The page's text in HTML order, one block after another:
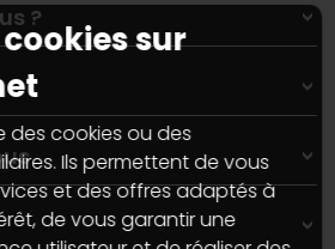
?
pros
graphique
sur
des cookies ou des
Ils permettent de vous
et des offres adaptés à
de vous garantir une